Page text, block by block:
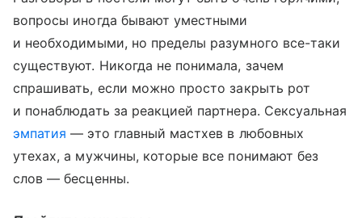
вопросы иногда бывают уместными
и необходимыми, но пределы разумного все-таки
существуют. Никогда не понимала, зачем
спрашивать, если можно просто закрыть рот
и понаблюдать за реакцией партнера. Сексуальная
эмпатия — это главный мастхев в любовных
утехах, а мужчины, которые все понимают без
слов — бесценны.